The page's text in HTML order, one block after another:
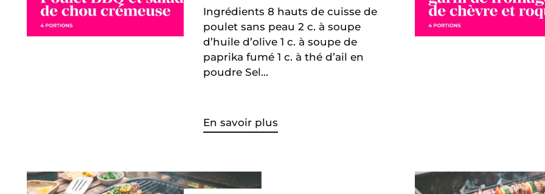
Ingrédients 8 hauts de cuisse de
poulet sans peau 2 c. à soupe
d’huile d’olive 1 c. à soupe de
paprika fumé 1 c. à thé d’ail en
poudre Sel...
En savoir plus